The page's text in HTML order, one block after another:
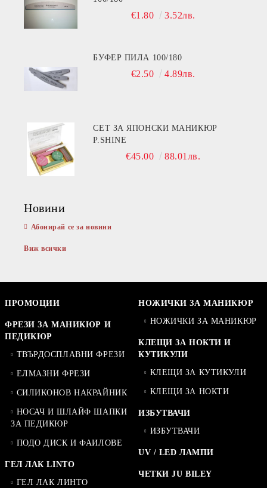
€1.80 3.52лв.
БУФЕР ПИЛА 100/180
€2.50 4.89лв.
СЕТ ЗА ЯПОНСКИ МАНИКЮР
P.SHINE
€45.00 88.01лв.
Новини
Абонирай се за новини
Виж всички
ПРОМОЦИИ
ФРЕЗИ ЗА МАНИКЮР И
ПЕДИКЮР
ТВЪРДОСПЛАВНИ ФРЕЗИ
ЕЛМАЗНИ ФРЕЗИ
СИЛИКОНОВ НАКРАЙНИК
НОСАЧ И ШЛАЙФ ШАПКИ
ЗА ПЕДИКЮР
ПОДО ДИСК И ФАИЛОВЕ
ГЕЛ ЛАК LINTO
ГЕЛ ЛАК ЛИНТО
НОЖИЧКИ ЗА МАНИКЮР
НОЖИЧКИ ЗА МАНИКЮР
КЛЕЩИ ЗА НОКТИ И
КУТИКУЛИ
КЛЕЩИ ЗА КУТИКУЛИ
КЛЕЩИ ЗА НОКТИ
ИЗБУТВАЧИ
ИЗБУТВАЧИ
UV / LED ЛАМПИ
ЧЕТКИ JU BILEY